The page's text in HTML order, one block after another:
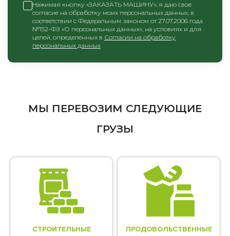
Нажимая кнопку «ЗАКАЗАТЬ МАШИНУ», я даю свое
согласие на обработку моих персональных данных, в
соответствии с Федеральным законом от 27.07.2006 года
№152-ФЗ «О персональных данных», на условиях и для
целей, определенных в Согласии на обработку
персональных данных
МЫ ПЕРЕВОЗИМ СЛЕДУЮЩИЕ
ГРУЗЫ
СТРОИТЕЛЬНЫЕ
ПРОДОВОЛЬСТВЕННЫЕ